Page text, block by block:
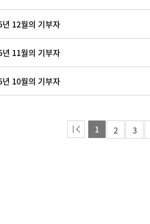
12월의 기부자
11월의 기부자
10월의 기부자
1 2 3